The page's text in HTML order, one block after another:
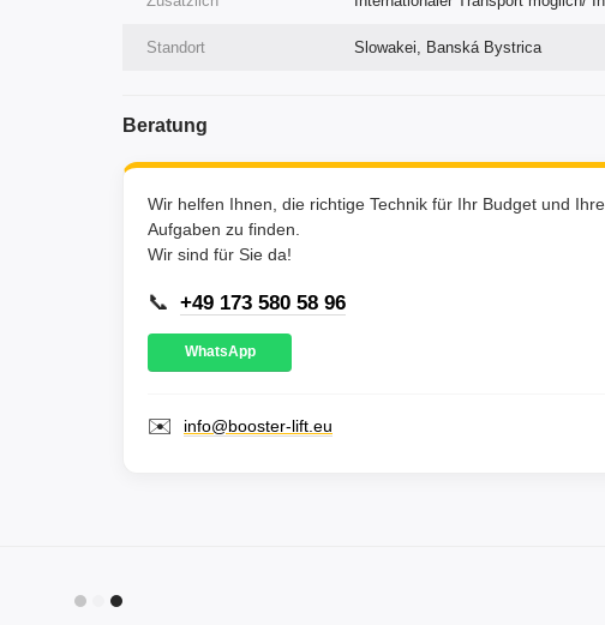
Standort Slowakei, Banská Bystrica
Beratung
Wir helfen Ihnen, die richtige Technik für Ihr Budget und Ihre
Aufgaben zu finden.
Wir sind für Sie da!
📞 +49 173 580 58 96
WhatsApp
✉️ info@booster-lift.eu